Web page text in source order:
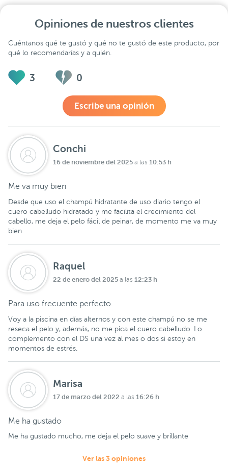
Opiniones de nuestros clientes
Cuéntanos qué te gustó y qué no te gustó de este producto, por
qué lo recomendarías y a quién.
3 0
Escribe una opinión
Conchi
16 de noviembre del 2025 a las 10:53 h
Me va muy bien
Desde que uso el champú hidratante de uso diario tengo el
cuero cabelludo hidratado y me facilita el crecimiento del
cabello, me deja el pelo fácil de peinar, de momento me va muy
bien
Raquel
22 de enero del 2025 a las 12:23 h
Para uso frecuente perfecto.
Voy a la piscina en días alternos y con este champú no se me
reseca el pelo y, además, no me pica el cuero cabelludo. Lo
complemento con el DS una vez al mes o dos si estoy en
momentos de estrés.
Marisa
17 de marzo del 2022 a las 16:26 h
Me ha gustado
Me ha gustado mucho, me deja el pelo suave y brillante
Ver las 3 opiniones